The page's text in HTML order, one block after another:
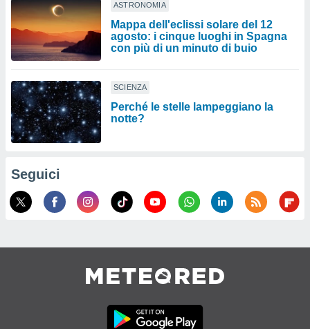
ASTRONOMIA
Mappa dell'eclissi solare del 12
agosto: i cinque luoghi in Spagna
con più di un minuto di buio
SCIENZA
Perché le stelle lampeggiano la
notte?
Seguici